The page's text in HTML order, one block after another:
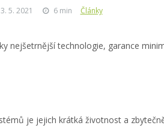
5. 2021 6min Články
nejšetrnější technologie, garance
je jejich krátká životnost a